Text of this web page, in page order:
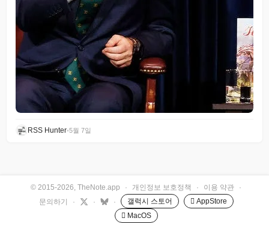
RSS Hunter•5월 7일
© 2015-2026, TheNote.app · 개인정보 보호정책 · 이용 약관
·
문의하기
· · · 갤럭시 스토어
 AppStore
 MacOS